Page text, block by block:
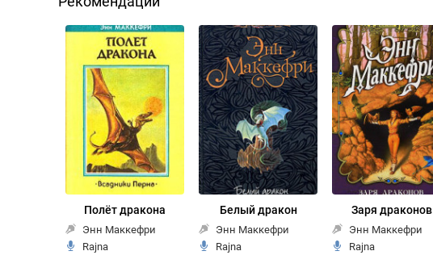
Полёт дракона
Энн Маккефри
Rajna
Белый дракон
Энн Маккефри
Rajna
Заря драконов
Энн Маккефри
Rajna